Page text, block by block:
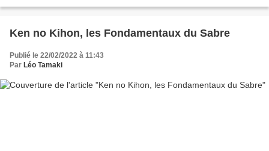
Ken no Kihon, les Fondamentaux du Sabre
Publié le 22/02/2022 à 11:43
Par Léo Tamaki